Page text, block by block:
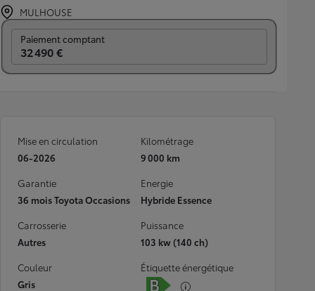
MULHOUSE
Paiement comptant
32 490 €
Mise en circulation
06-2026
Kilométrage
9 000 km
Garantie
36 mois Toyota Occasions
Energie
Hybride Essence
Carrosserie
Autres
Puissance
103 kw (140 ch)
Couleur
Gris
Étiquette énergétique